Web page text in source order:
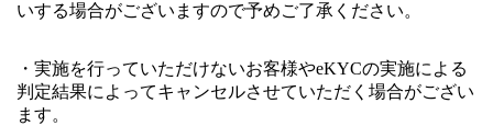
いする場合がございますので予めご了承ください。
・実施を行っていただけないお客様やeKYCの実施による
判定結果によってキャンセルさせていただく場合がござい
ます。